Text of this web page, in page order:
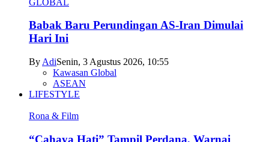
Babak Baru Perundingan AS-Iran Dimulai
Hari Ini
By AdiSenin, 3 Agustus 2026, 10:55
Kawasan Global
ASEAN
LIFESTYLE
Rona & Film
“Cahaya Hati” Tampil Perdana, Warnai